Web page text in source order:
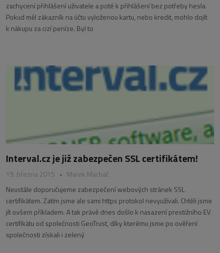
zachycení přihlášení uživatele a poté k přihlášení bez potřeby hesla.
Pokud měl zákazník na účtu vyloženou kartu, nebo kredit, mohlo dojít
k nákupu za cizí peníze. Byl to
Interval.cz je již zabezpečen SSL certifikátem!
19. března 2015 • Marek Machač
Neustále doporučujeme zabezpečení webových stránek SSL
certifikátem. Zatím jsme ale sami https protokol nevyužívali. Chtěli jsme
jít ovšem příkladem. A tak právě dnes došlo k nasazení prestižního EV
certifikátu od společnosti GeoTrust, díky kterému jsme po ověření
společnosti získali i zelený